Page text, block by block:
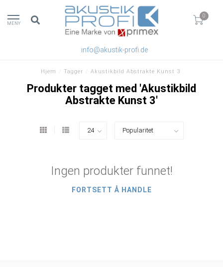
MENY
0
info@akustik-profi.de
Hjem Tagger Akustikbild Abstrakte Kunst 3
Produkter tagget med 'Akustikbild
Abstrakte Kunst 3'
Ingen produkter funnet!
FORTSETT Å HANDLE